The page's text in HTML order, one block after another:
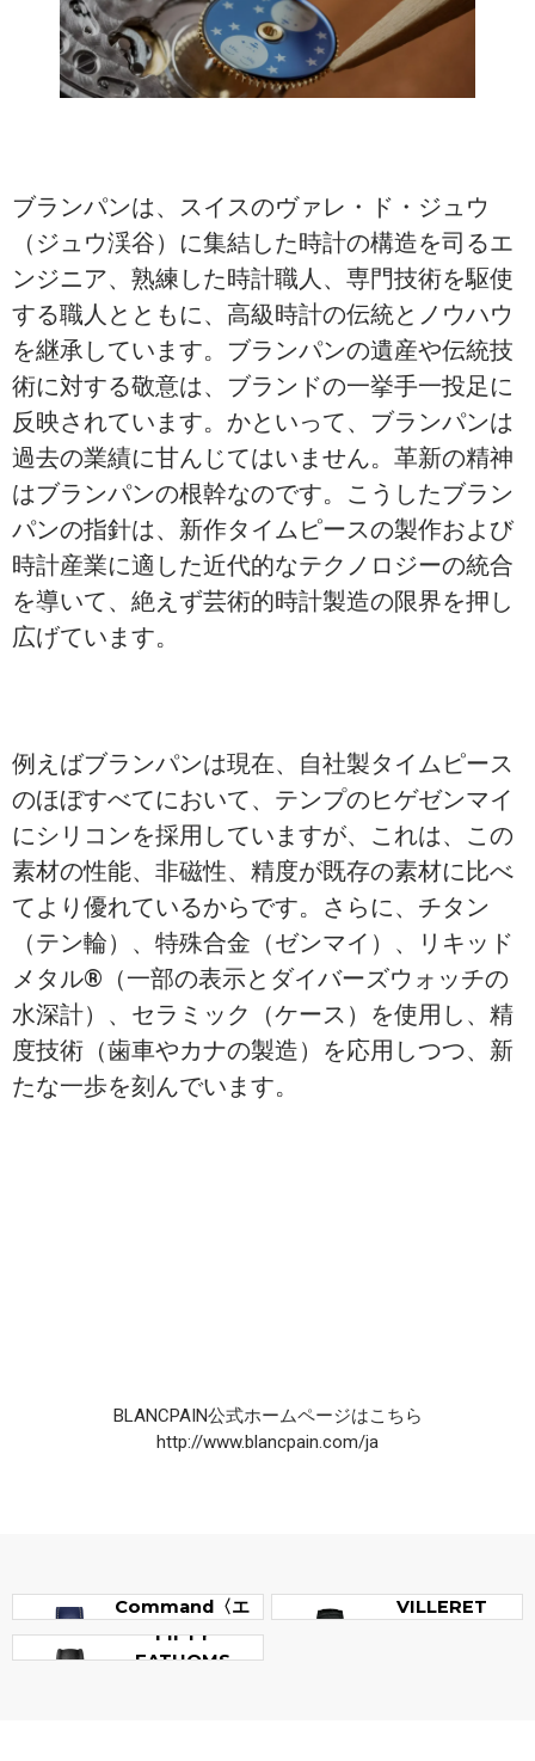
ブランパンは、スイスのヴァレ・ド・ジュウ
（ジュウ渓谷）に集結した時計の構造を司るエ
ンジニア、熟練した時計職人、専門技術を駆使
する職人とともに、高級時計の伝統とノウハウ
を継承しています。ブランパンの遺産や伝統技
術に対する敬意は、ブランドの一挙手一投足に
反映されています。かといって、ブランパンは
過去の業績に甘んじてはいません。革新の精神
はブランパンの根幹なのです。こうしたブラン
パンの指針は、新作タイムピースの製作および
時計産業に適した近代的なテクノロジーの統合
を導いて、絶えず芸術的時計製造の限界を押し
広げています。
例えばブランパンは現在、自社製タイムピース
のほぼすべてにおいて、テンプのヒゲゼンマイ
にシリコンを採用していますが、これは、この
素材の性能、非磁性、精度が既存の素材に比べ
てより優れているからです。さらに、チタン
（テン輪）、特殊合金（ゼンマイ）、リキッド
メタル®（一部の表示とダイバーズウォッチの
水深計）、セラミック（ケース）を使用し、精
度技術（歯車やカナの製造）を応用しつつ、新
たな一歩を刻んでいます。
BLANCPAIN公式ホームページはこちら
http://www.blancpain.com/ja
Command〈エ
アコマンド〉
VILLERET
FIFTY
FATHOMS